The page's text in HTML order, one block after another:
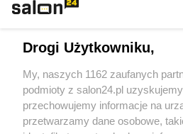
Sport
Społeczeństwo
Drogi Użytkowniku,
My, naszych 1162 zaufanych
podmioty z salon24.pl
przechowujemy informacje na
przetwarzamy dane osobowe,